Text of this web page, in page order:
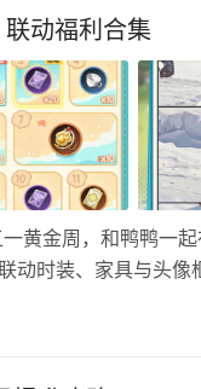
动福利合集
黄金周，和鸭鸭一
动时装、家具与头